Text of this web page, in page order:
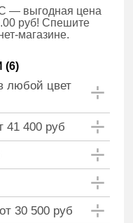
— выгодная цена
руб! Спешите
магазине.
(6)
любой цвет
41 400 руб
30 500 руб